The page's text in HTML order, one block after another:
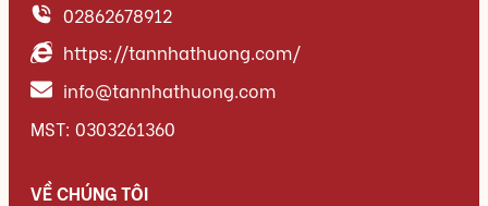
02862678912
https://tannhathuong.com/
info@tannhathuong.com
MST: 0303261360
VỀ CHÚNG TÔI